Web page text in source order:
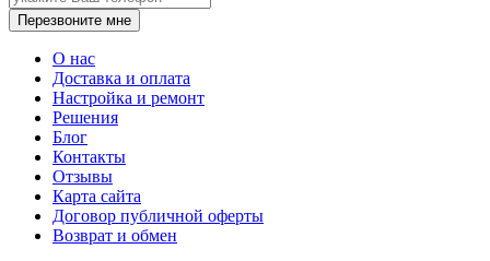
Перезвоните мне
О нас
Доставка и оплата
Настройка и ремонт
Решения
Блог
Контакты
Отзывы
Карта сайта
Договор публичной оферты
Возврат и обмен